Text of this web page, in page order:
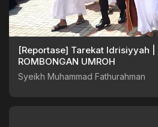
[Reportase] Tarekat Idrisiyyah | PELEPASAN
ROMBONGAN UMROH
Syeikh Muhammad Fathurahman